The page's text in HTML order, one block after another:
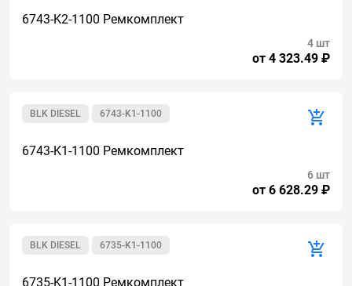
6743-K2-1100 Ремкомплект
от 4 323.49 ₽
4 шт
6743-K1-1100
BLK DIESEL
6743-K1-1100 Ремкомплект
от 6 628.29 ₽
6 шт
6735-K1-1100
BLK DIESEL
6735-K1-1100 Ремкомплект